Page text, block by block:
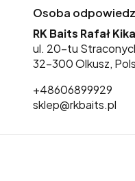
Osoba
RK Baits Rafał Kika
ul. 20-tu
32-300 Olkusz,
+48606899929
sklep@rkbaits.pl